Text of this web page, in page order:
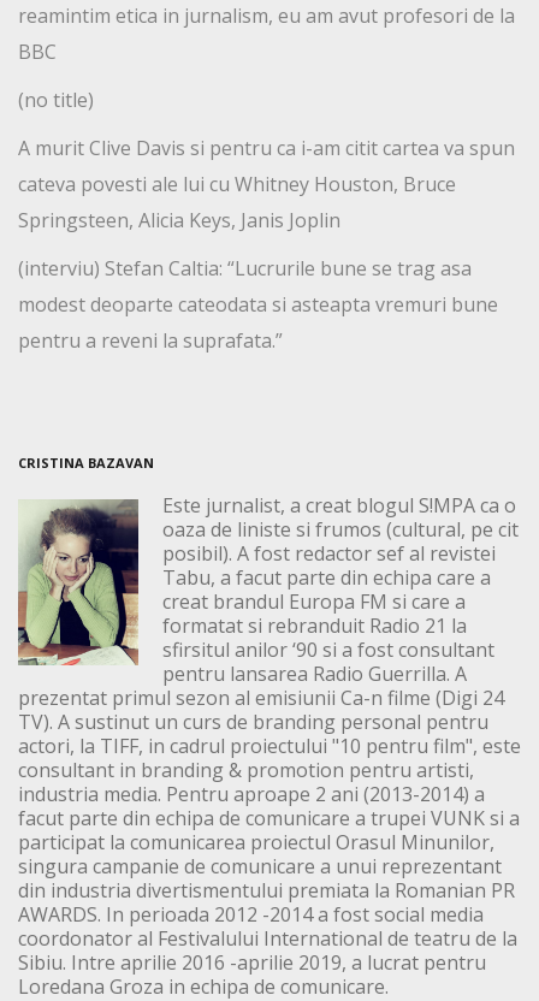
reamintim etica in jurnalism, eu am avut profesori de la
BBC
(no title)
A murit Clive Davis si pentru ca i-am citit cartea va spun
cateva povesti ale lui cu Whitney Houston, Bruce
Springsteen, Alicia Keys, Janis Joplin
(interviu) Stefan Caltia: “Lucrurile bune se trag asa
modest deoparte cateodata si asteapta vremuri bune
pentru a reveni la suprafata.”
CRISTINA BAZAVAN
Este jurnalist, a creat blogul S!MPA ca o
oaza de liniste si frumos (cultural, pe cit
posibil). A fost redactor sef al revistei
Tabu, a facut parte din echipa care a
creat brandul Europa FM si care a
formatat si rebranduit Radio 21 la
sfirsitul anilor ‘90 si a fost consultant
pentru lansarea Radio Guerrilla. A
prezentat primul sezon al emisiunii Ca-n filme (Digi 24
TV). A sustinut un curs de branding personal pentru
actori, la TIFF, in cadrul proiectului "10 pentru film", este
consultant in branding & promotion pentru artisti,
industria media. Pentru aproape 2 ani (2013-2014) a
facut parte din echipa de comunicare a trupei VUNK si a
participat la comunicarea proiectul Orasul Minunilor,
singura campanie de comunicare a unui reprezentant
din industria divertismentului premiata la Romanian PR
AWARDS. In perioada 2012 -2014 a fost social media
coordonator al Festivalului International de teatru de la
Sibiu. Intre aprilie 2016 -aprilie 2019, a lucrat pentru
Loredana Groza in echipa de comunicare.